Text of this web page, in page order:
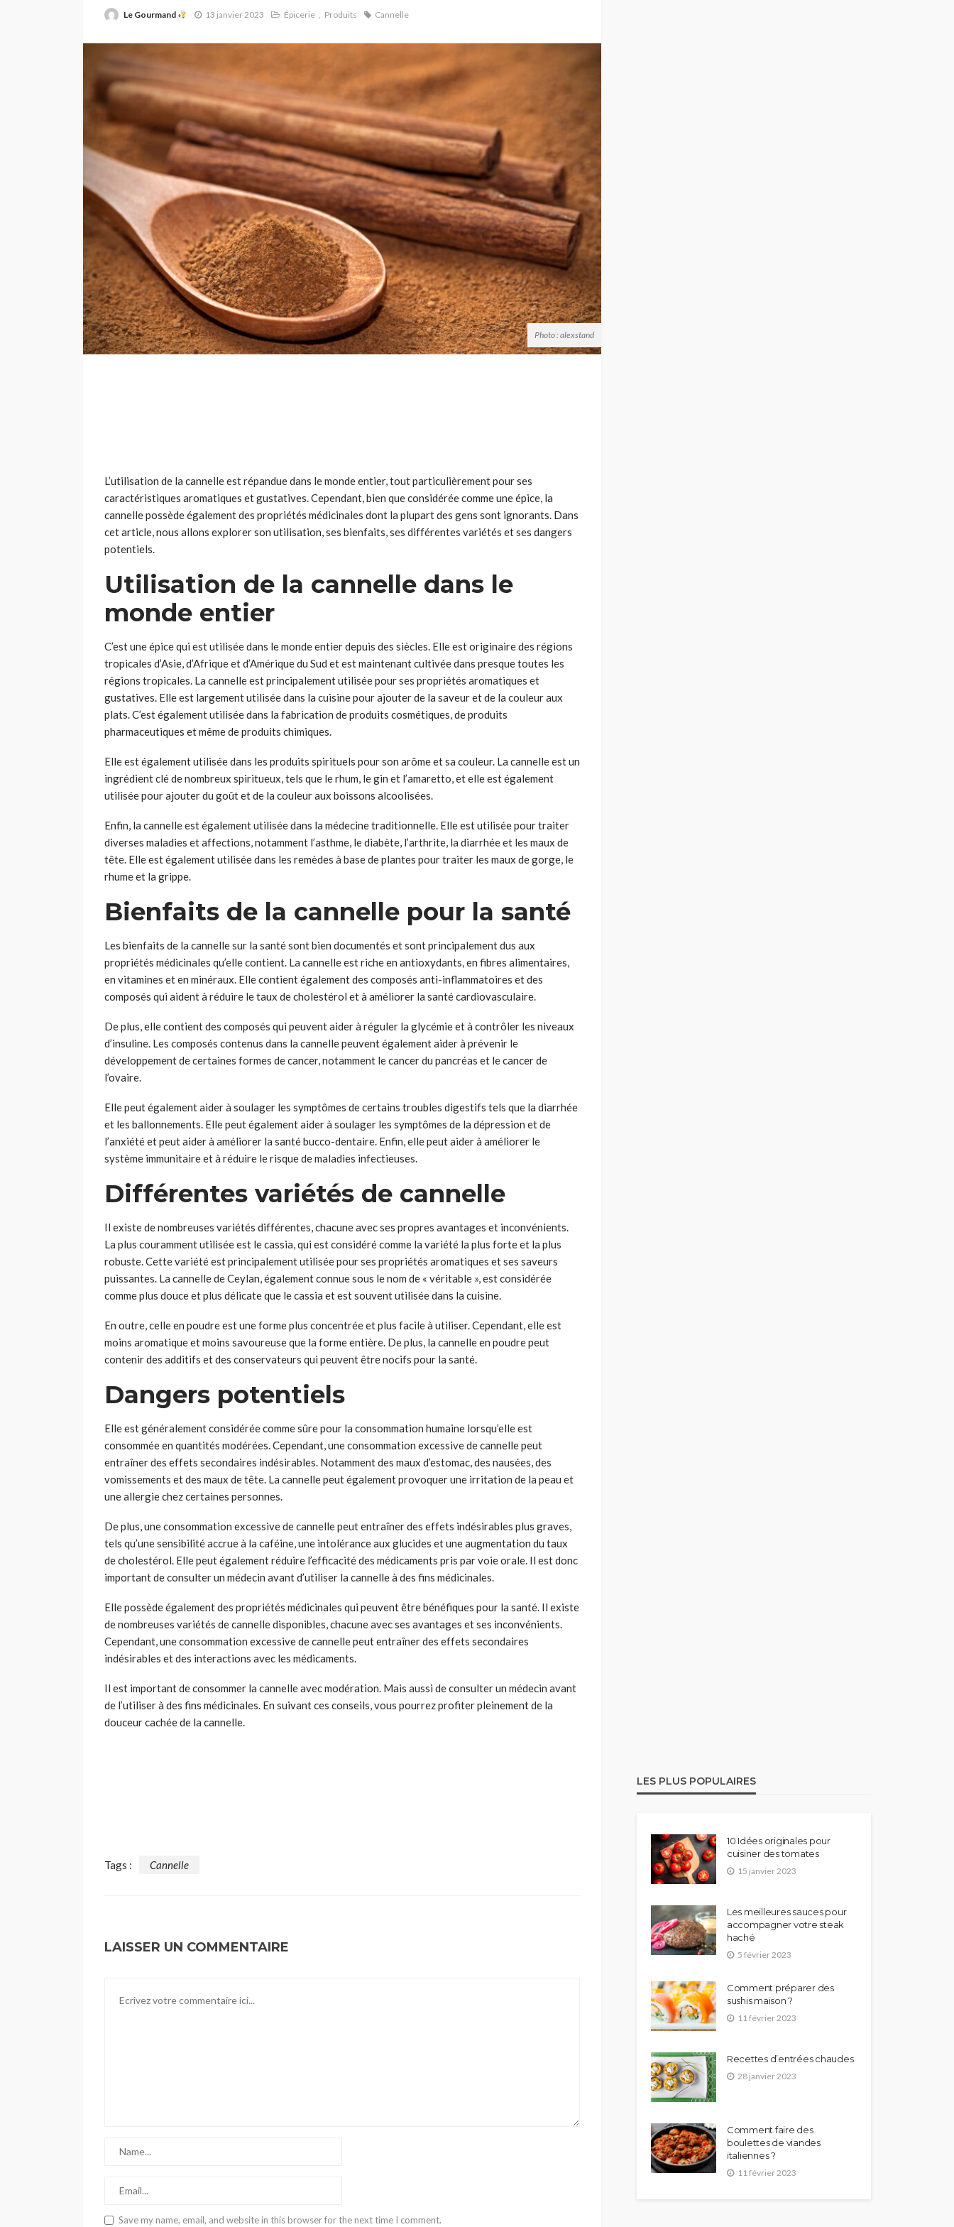
Le Gourmand 13 janvier 2023 Épicerie Produits Cannelle
Photo : alexstand
L’utilisation de la cannelle est répandue dans le monde entier, tout particulièrement pour ses
caractéristiques aromatiques et gustatives. Cependant, bien que considérée comme une épice, la
cannelle possède également des propriétés médicinales dont la plupart des gens sont ignorants. Dans
cet article, nous allons explorer son utilisation, ses bienfaits, ses différentes variétés et ses dangers
potentiels.
Utilisation de la cannelle dans le
monde entier
C’est une épice qui est utilisée dans le monde entier depuis des siècles. Elle est originaire des régions
tropicales d’Asie, d’Afrique et d’Amérique du Sud et est maintenant cultivée dans presque toutes les
régions tropicales. La cannelle est principalement utilisée pour ses propriétés aromatiques et
gustatives. Elle est largement utilisée dans la cuisine pour ajouter de la saveur et de la couleur aux
plats. C’est également utilisée dans la fabrication de produits cosmétiques, de produits
pharmaceutiques et même de produits chimiques.
Elle est également utilisée dans les produits spirituels pour son arôme et sa couleur. La cannelle est un
ingrédient clé de nombreux spiritueux, tels que le rhum, le gin et l’amaretto, et elle est également
utilisée pour ajouter du goût et de la couleur aux boissons alcoolisées.
Enfin, la cannelle est également utilisée dans la médecine traditionnelle. Elle est utilisée pour traiter
diverses maladies et affections, notamment l’asthme, le diabète, l’arthrite, la diarrhée et les maux de
tête. Elle est également utilisée dans les remèdes à base de plantes pour traiter les maux de gorge, le
rhume et la grippe.
Bienfaits de la cannelle pour la santé
Les bienfaits de la cannelle sur la santé sont bien documentés et sont principalement dus aux
propriétés médicinales qu’elle contient. La cannelle est riche en antioxydants, en fibres alimentaires,
en vitamines et en minéraux. Elle contient également des composés anti-inflammatoires et des
composés qui aident à réduire le taux de cholestérol et à améliorer la santé cardiovasculaire.
De plus, elle contient des composés qui peuvent aider à réguler la glycémie et à contrôler les niveaux
d’insuline. Les composés contenus dans la cannelle peuvent également aider à prévenir le
développement de certaines formes de cancer, notamment le cancer du pancréas et le cancer de
l’ovaire.
Elle peut également aider à soulager les symptômes de certains troubles digestifs tels que la diarrhée
et les ballonnements. Elle peut également aider à soulager les symptômes de la dépression et de
l’anxiété et peut aider à améliorer la santé bucco-dentaire. Enfin, elle peut aider à améliorer le
système immunitaire et à réduire le risque de maladies infectieuses.
Différentes variétés de cannelle
Il existe de nombreuses variétés différentes, chacune avec ses propres avantages et inconvénients.
La plus couramment utilisée est le cassia, qui est considéré comme la variété la plus forte et la plus
robuste. Cette variété est principalement utilisée pour ses propriétés aromatiques et ses saveurs
puissantes. La cannelle de Ceylan, également connue sous le nom de « véritable », est considérée
comme plus douce et plus délicate que le cassia et est souvent utilisée dans la cuisine.
En outre, celle en poudre est une forme plus concentrée et plus facile à utiliser. Cependant, elle est
moins aromatique et moins savoureuse que la forme entière. De plus, la cannelle en poudre peut
contenir des additifs et des conservateurs qui peuvent être nocifs pour la santé.
Dangers potentiels
Elle est généralement considérée comme sûre pour la consommation humaine lorsqu’elle est
consommée en quantités modérées. Cependant, une consommation excessive de cannelle peut
entraîner des effets secondaires indésirables. Notamment des maux d’estomac, des nausées, des
vomissements et des maux de tête. La cannelle peut également provoquer une irritation de la peau et
une allergie chez certaines personnes.
De plus, une consommation excessive de cannelle peut entraîner des effets indésirables plus graves,
tels qu’une sensibilité accrue à la caféine, une intolérance aux glucides et une augmentation du taux
de cholestérol. Elle peut également réduire l’efficacité des médicaments pris par voie orale. Il est donc
important de consulter un médecin avant d’utiliser la cannelle à des fins médicinales.
Elle possède également des propriétés médicinales qui peuvent être bénéfiques pour la santé. Il existe
de nombreuses variétés de cannelle disponibles, chacune avec ses avantages et ses inconvénients.
Cependant, une consommation excessive de cannelle peut entraîner des effets secondaires
indésirables et des interactions avec les médicaments.
Il est important de consommer la cannelle avec modération. Mais aussi de consulter un médecin avant
de l’utiliser à des fins médicinales. En suivant ces conseils, vous pourrez profiter pleinement de la
douceur cachée de la cannelle.
Tags : Cannelle
LAISSER UN COMMENTAIRE
Save my name, email, and website in this browser for the next time I comment.
LES PLUS POPULAIRES
10 Idées originales pour
cuisiner des tomates
15 janvier 2023
Les meilleures sauces pour
accompagner votre steak
haché
5 février 2023
Comment préparer des
sushis maison ?
11 février 2023
Recettes d’entrées chaudes
28 janvier 2023
Comment faire des
boulettes de viandes
italiennes ?
11 février 2023